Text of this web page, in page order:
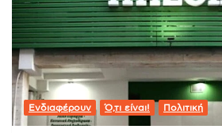
Ενδιαφέρουν Ό,τι είναι! Πολιτική